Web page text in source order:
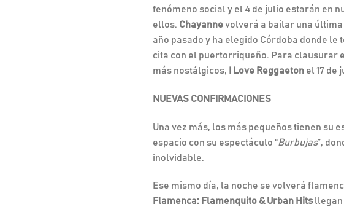
fenómeno social y el 4 de julio estarán en
ellos. Chayannevolverá a bailar una última
año pasado y ha elegido Córdoba donde
cita con el puertorriqueño. Para clausurar
más nostálgicos,
I Love Reggaeton el 17 de
NUEVAS CONFIRMACIONES
Una vez más, los más pequeños tienen su
espacio con su espectáculo “Burbujas”,
inolvidable.
Ese mismo día, la noche se volverá
Flamenca: Flamenquito & Urban Hits llegan